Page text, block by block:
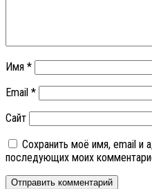
Имя *
Email *
Сайт
Сохранить моё имя, email и
последующих моих